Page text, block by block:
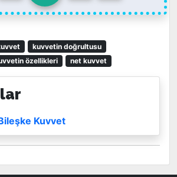
kuvvetin doğrultusu
özellikleri net kuvvet
Kuvvet